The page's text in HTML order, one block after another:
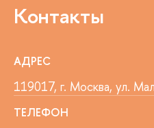
Контакты
АДРЕС
119017, г. Москва, ул.
ТЕЛЕФОН